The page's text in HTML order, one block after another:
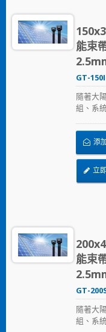
能束
GT-
隨著大
組、系
座、浪
方案，
料，在
命。
添
立
能束
GT-
隨著大
組、系